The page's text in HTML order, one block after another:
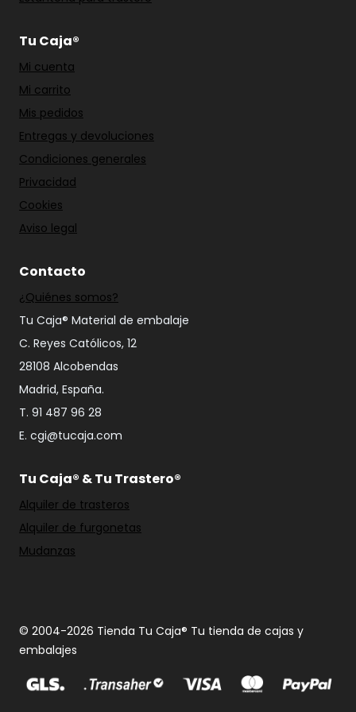
Tu Caja®
Mi cuenta
Mi carrito
Mis pedidos
Entregas y devoluciones
Condiciones generales
Privacidad
Cookies
Aviso legal
Contacto
¿Quiénes somos?
Tu Caja® Material de embalaje
C. Reyes Católicos, 12
28108 Alcobendas
Madrid, España.
T. 91 487 96 28
E. cgi@tucaja.com
Tu Caja® & Tu Trastero®
Alquiler de trasteros
Alquiler de furgonetas
Mudanzas
© 2004-2026 Tienda Tu Caja® Tu tienda de cajas y
embalajes